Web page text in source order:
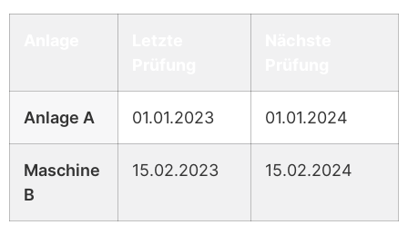
Anlage A 01.01.2023 01.01.2024
Maschine
B
15.02.2023 15.02.2024